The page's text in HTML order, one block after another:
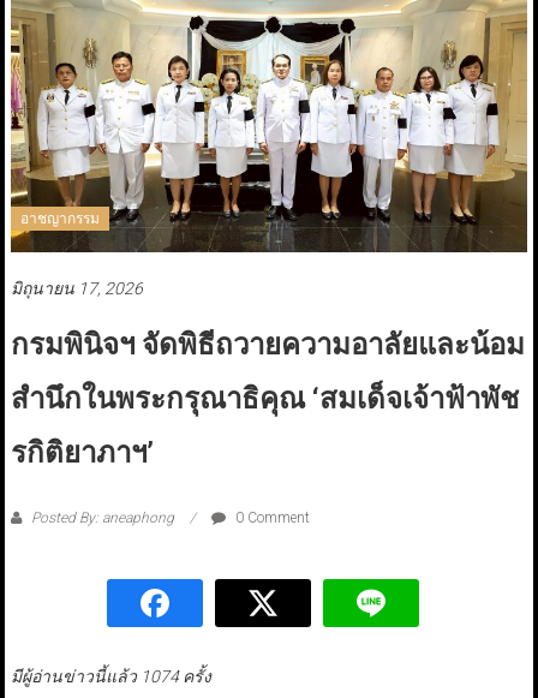
อาชญากรรม
มิถุนายน 17, 2026
กรมพินิจฯ จัดพิธีถวายความอาลัยและน้อม
สำนึกในพระกรุณาธิคุณ ‘สมเด็จเจ้าฟ้าพัช
รกิติยาภาฯ’
Posted By: aneaphong 0 Comment
มีผู้อ่านข่าวนี้แล้ว 1074 ครั้ง